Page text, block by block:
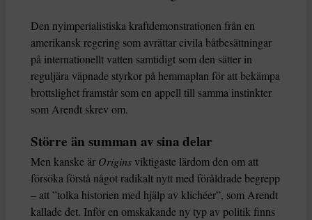
Den nyimperialistiska kraftdemonstrationen från en
amerikansk regering som avrättar civila båtbesättningar
på internationellt vatten samtidigt som den sätter in
reguljära väpnade styrkor på hemmaplan för att bekämpa
brottslighet framstår som en appell till samma instinkter
som Arendt skrev om.
Större än summan av sina delar
Men kanske är Origins viktigaste lärdom den om att
försöka förstå något radikalt nytt med föråldrade begrepp
– att ”tolka historien med hjälp av klichéer”, som Arendt
kallade det. Inför en omskakande ny typ av politik finns